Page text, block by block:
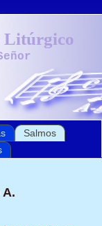
Litúrgico
Salmos